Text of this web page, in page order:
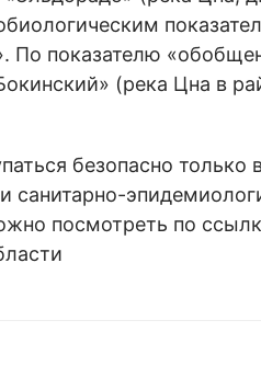
По показателю
(река Цна в
безопасно только
санитарно-
посмотреть по